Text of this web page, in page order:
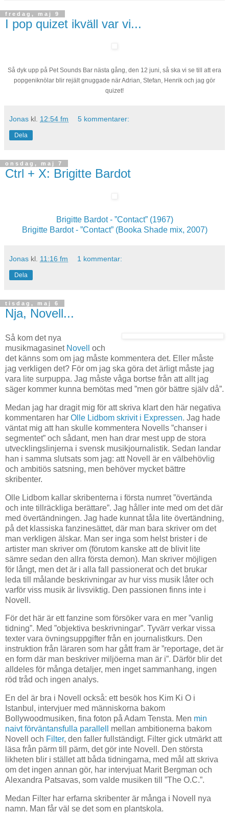
fredag, maj 9
I pop quizet ikväll var vi...
Så dyk upp på Pet Sounds Bar nästa gång, den 12 juni, så ska vi se till att era
popgeniknölar blir rejält gnuggade när Adrian, Stefan, Henrik och jag gör
quizet!
Jonas kl. 12:54 fm 5 kommentarer:
Dela
onsdag, maj 7
Ctrl + X: Brigitte Bardot
Brigitte Bardot - ”Contact” (1967)
Brigitte Bardot - ”Contact” (Booka Shade mix, 2007)
Jonas kl. 11:16 fm 1 kommentar:
Dela
tisdag, maj 6
Nja, Novell...
Så kom det nya
musikmagasinet Novell
och
det känns som om jag måste kommentera det. Eller måste
jag verkligen det? För om jag ska göra det ärligt måste jag
vara lite surpuppa. Jag måste våga bortse från att allt jag
säger kommer kunna bemötas med ”men gör bättre själv då”.
Medan jag har dragit mig för att skriva klart den här negativa
kommentaren har Olle Lidbom skrivit i Expressen. Jag hade
väntat mig att han skulle kommentera Novells ”chanser i
segmentet” och sådant, men han drar mest upp de stora
utvecklingslinjerna i svensk musikjournalistik. Sedan landar
han i samma slutsats som jag: att Novell är en välbehövlig
och ambitiös satsning, men behöver mycket bättre
skribenter.
Olle Lidbom kallar skribenterna i första numret ”övertända
och inte tillräckliga berättare”. Jag håller inte med om det där
med övertändningen. Jag hade kunnat tåla lite övertändning,
på det klassiska fanzinesättet, där man bara skriver om det
man verkligen älskar. Man ser inga som helst brister i de
artister man skriver om (förutom kanske att de blivit lite
sämre sedan den allra första demon). Man skriver möjligen
för långt, men det är i alla fall passionerat och det brukar
leda till målande beskrivningar av hur viss musik låter och
varför viss musik är livsviktig. Den passionen finns inte i
Novell.
För det här är ett fanzine som försöker vara en mer ”vanlig
tidning”. Med ”objektiva beskrivningar”. Tyvärr verkar vissa
texter vara övningsuppgifter från en journalistkurs. Den
instruktion från läraren som har gått fram är ”reportage, det är
en form där man beskriver miljöerna man är i”. Därför blir det
alldeles för många detaljer, men inget sammanhang, ingen
röd tråd och ingen analys.
En del är bra i Novell också: ett besök hos Kim Ki O i
Istanbul, intervjuer med människorna bakom
Bollywoodmusiken, fina foton på Adam Tensta. Men min
naivt förväntansfulla parallell
mellan ambitionerna bakom
Novell och Filter, den faller fullständigt. Filter gick utmärkt att
läsa från pärm till pärm, det gör inte Novell. Den största
likheten blir i stället att båda tidningarna, med mål att skriva
om det ingen annan gör, har intervjuat Marit Bergman och
Alexandra Patsavas, som valde musiken till ”The O.C.”.
Medan Filter har erfarna skribenter är många i Novell nya
namn. Man får väl se det som en plantskola.